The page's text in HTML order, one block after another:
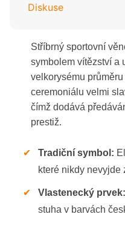
Diskuse
Stříbrný sportovní
symbolem vítězství a
velkorysému
ceremoniálu velmi
čímž dodává
prestiž.
✔ Tradiční symbol:
které nikdy nevyjde
✔ Vlastenecký prvek:
stuha v barvách